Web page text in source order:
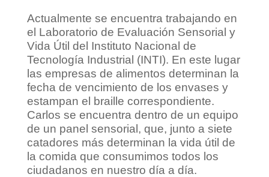
Actualmente se encuentra trabajando en
el Laboratorio de Evaluación Sensorial y
Vida Útil del Instituto Nacional de
Tecnología Industrial (INTI). En este lugar
las empresas de alimentos determinan la
fecha de vencimiento de los envases y
estampan el braille correspondiente.
Carlos se encuentra dentro de un equipo
de un panel sensorial, que, junto a siete
catadores más determinan la vida útil de
la comida que consumimos todos los
ciudadanos en nuestro día a día.